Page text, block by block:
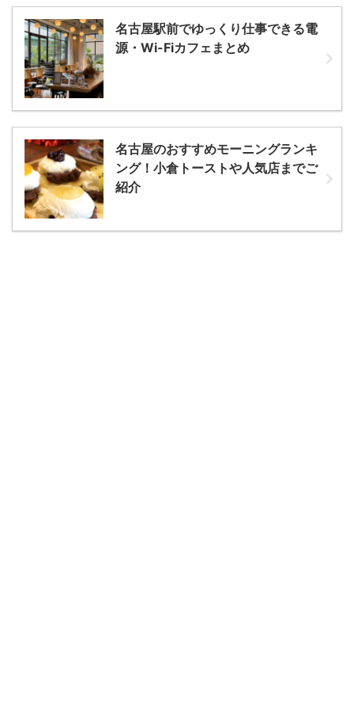
名古屋駅前でゆっくり仕事できる電
源・Wi-Fiカフェまとめ
名古屋のおすすめモーニングランキ
ング！小倉トーストや人気店までご
紹介